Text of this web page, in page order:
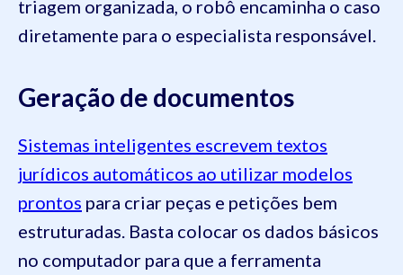
triagem organizada, o robô encaminha o caso
diretamente para o especialista responsável.
Geração de documentos
Sistemas inteligentes escrevem textos
jurídicos automáticos ao utilizar modelos
prontos para criar peças e petições bem
estruturadas. Basta colocar os dados básicos
no computador para que a ferramenta